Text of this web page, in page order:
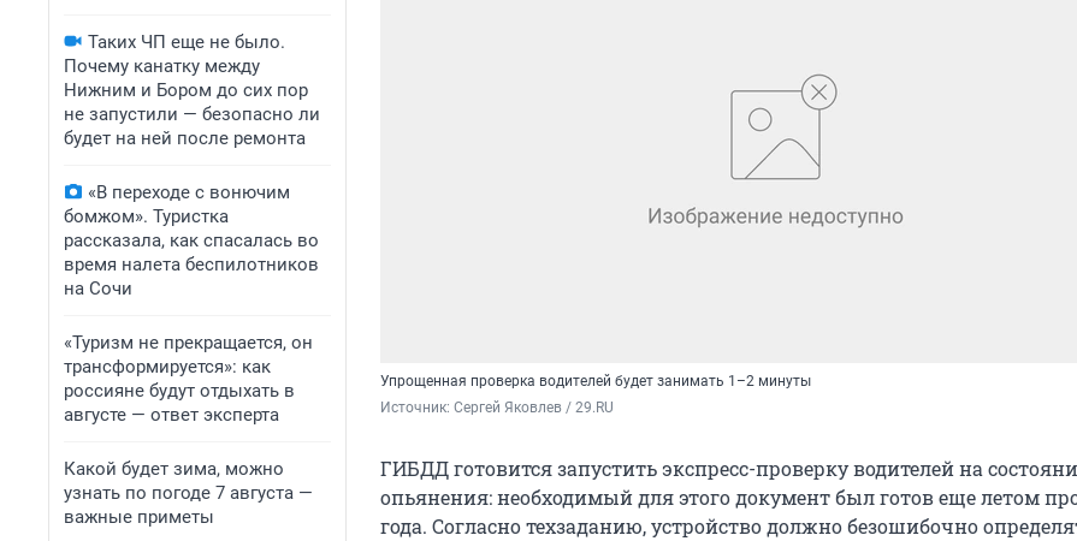
Таких ЧП еще не было.
Почему канатку между
Нижним и Бором до сих пор
не запустили — безопасно ли
будет на ней после ремонта
«В переходе с вонючим
бомжом». Туристка
рассказала, как спасалась во
время налета беспилотников
на Сочи
«Туризм не прекращается, он
трансформируется»: как
россияне будут отдыхать в
августе — ответ эксперта
Какой будет зима, можно
узнать по погоде 7 августа —
важные приметы
Упрощенная проверка водителей будет занимать 1–2 минуты
Источник: Сергей Яковлев / 29.RU
ГИБДД готовится запустить экспресс-проверку водителей на
опьянения: необходимый для этого документ был готов еще летом
года. Согласно техзаданию, устройство должно безошибочно